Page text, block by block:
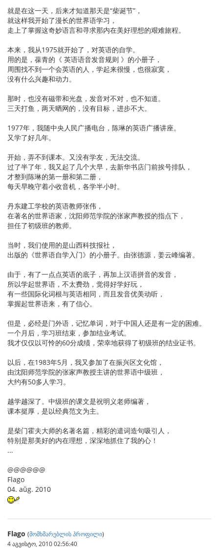
就是在这一天，后来才知道那天是“柴诞节”，
就这样我开始了漫长的世界语学习，
走上了掌握这奇妙语言和寻求那内在美好理想的艰难旅程。
本来，我从1975就开始了，对英语的自学。
用的是，葆青的《 英语语音发音规则 》的小册子，
周围找不到一个会英语的人，学起来很慢，也很寂寞，
没有什么兴趣和动力。
那时，也没有磁带和光盘，发音对不对，也不知道。
三天打鱼，两天晒网的，没有目标，进步不大。
1977年，我随中央人民广播电台，陈琳的英语广播讲座。
又学了好几年。
开始，弄不到课本。又没有学友，无法交流。
过了半了年，我又起了几个大早，去新华书店门前挨号排队，
才整到陈琳的第一册和第二册，
每天早晚守着小收音机，各学半小时。
丹东建工学校的英语教师张伟，
在著名的世界语家，沈阳师范学院的张家声教授的指点下，
担任了初级班的教师。
当时，我们使用的是山西科技报社，
出版的《世界语自学入门》的小册子。由张德源，姜云峰编著。
由于，有了一点点英语的底子，再加上汉语拼音的发音，
所以学起世界语，不太费劲，觉得好学好玩，
有一些国际化词根与英语相同，而且发音优美动听，
掌握起世界语来，有了信心。
但是，必经是门外语，记忆单词，对于中国人还是有一定的困难。
一个月后，学习班结束，参加结业考试。
我才仅仅以可怜的60分成绩，荣幸地获得了初级班的结业证书。
以后，在1983年5月，我又参加了在振兴区文化馆，
由沈阳师范学院的张家声教授主讲的世界语中级班，
大约有50多人学习。
越学越深了。中级班的课文是祝明义老师编著，
课本挺厚，是以经典范文为主。
是柴门霍夫大师的名著名篇，精彩的遣词造句吸引人，
特别是那美好的内在理想，深深地抓住了我的心！
...
@@@@@@
Flago
04. aŭg. 2010
Flago (მომხმარებლის პროფილი)
4 აგვისტო, 2010 02:56:40